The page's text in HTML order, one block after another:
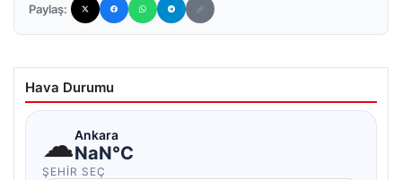
Paylaş:
Hava Durumu
☁Ankara
NaN°C
ŞEHIR SEÇ